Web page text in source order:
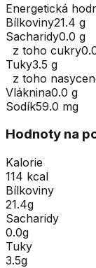
Energetická
Bílkoviny21.4 g
Sacharidy0.0 g
z toho cukry
Tuky3.5 g
z toho
Vláknina0.0 g
Sodík59.0 mg
Hodnoty na
Kalorie
114 kcal
Bílkoviny
21.4g
Sacharidy
0.0g
Tuky
3.5g